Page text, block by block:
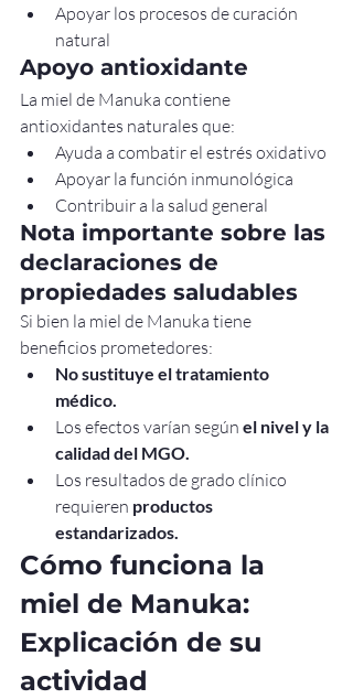
Apoyar los procesos de curación
natural
Apoyo antioxidante
La miel de Manuka contiene
antioxidantes naturales que:
Ayuda a combatir el estrés oxidativo
Apoyar la función inmunológica
Contribuir a la salud general
Nota importante sobre las
declaraciones de
propiedades saludables
Si bien la miel de Manuka tiene
beneficios prometedores:
No sustituye el tratamiento
médico.
Los efectos varían según el nivel y la
calidad del MGO.
Los resultados de grado clínico
requieren productos
estandarizados.
Cómo funciona la
miel de Manuka:
Explicación de su
actividad